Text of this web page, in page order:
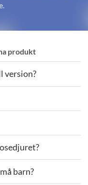
produkt
version?
barn?